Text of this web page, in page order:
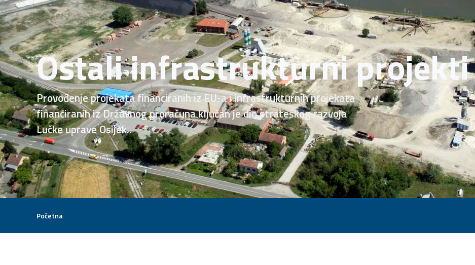
Ostali infrastrukturni projekti
Provođenje projekata financiranih iz EU-a i infrastrukturnih projekata
financiranih iz Državnog proračuna ključan je dio strateškog razvoja
Lučke uprave Osijek..
Početna